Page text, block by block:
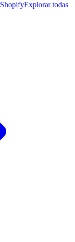
ShopifyExplorar todas